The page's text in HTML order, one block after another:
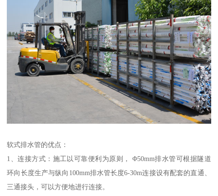
软式排水管的优点：
1、连接方式：施工以可靠便利为原则， Φ50mm排水管可根据隧道
环向长度生产与纵向100mm排水管长度6-30m连接设有配套的直通、
三通接头，可以方便地进行连接。